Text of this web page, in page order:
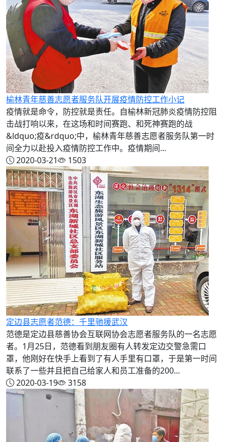
榆林青年慈善志愿者服务队开展疫情防控工作小记
疫情就是命令，防控就是责任。自榆林新冠肺炎疫情防控阻
击战打响以来，在这场和时间赛跑、和死神赛跑的战
&ldquo;疫&rdquo;中，榆林青年慈善志愿者服务队第一时
间全力以赴投入疫情防控工作中。疫情期间...
2020-03-21
1503
定边县志愿者范德：千里驰援武汉
范德是定边县慈善协会互联网协会志愿者服务队的一名志愿
者。1月25日，范德看到朋友圈有人转发定边交警急需口
罩，他刚好在快手上看到了有人手里有口罩，于是第一时间
联系了一些并且把自己给家人和员工准备的200...
2020-03-19
3158